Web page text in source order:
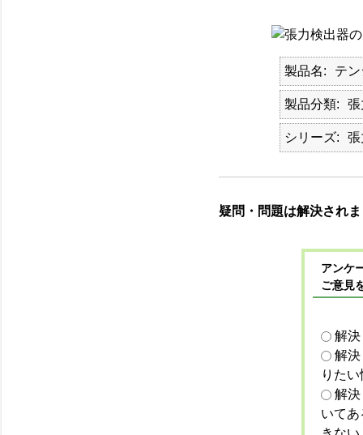
製品名 テ
製品分類 張
シリーズ 張
疑問・問題は解決され
アンケ
ご意見
解
解
りた
解
いて